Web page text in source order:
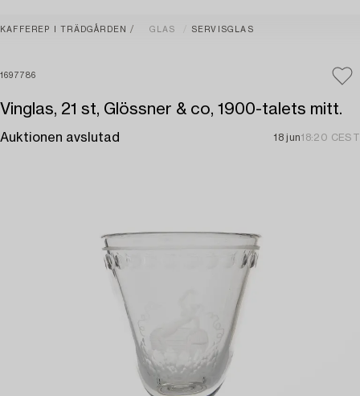
KAFFEREP I TRÄDGÅRDEN GLAS SERVISGLAS
1697786
Vinglas, 21 st, Glössner & co, 1900-talets mitt.
Auktionen avslutad 18 jun18:20 CEST